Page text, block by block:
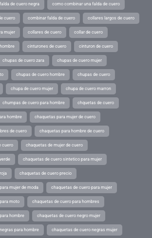
de cuero negra como combinar una falda de cuero
cuero combinar falda de cuero collares largos de cuero
mujer collares de cuero collar de cuero
cinturones de cuero cinturon de cuero
chupas de cuero zara chupas de cuero mujer
chupas de cuero hombre chupas de cuero
chupa de cuero mujer chupa de cuero marron
chumpas de cuero para hombre chquetas de cuero
hombre chaquetas para mujer de cuero
de cuero chaquetas para hombre de cuero
cuero chaquetas de mujer de cuero
chaquetas de cuero sintetico para mujer
chaquetas de cuero precio
mujer de moda chaquetas de cuero para mujer
moto chaquetas de cuero para hombres
hombre chaquetas de cuero negro mujer
para hombre chaquetas de cuero negras mujer